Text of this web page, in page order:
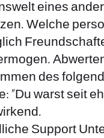
eines
Welche
des
„Du warst seit
Support